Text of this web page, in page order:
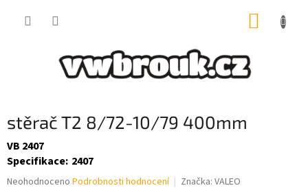
stěrač T2 8/72-10/79 400mm
VB 2407
Specifikace: 2407
Průměrné
Neohodnoceno Podrobnosti hodnocení Značka: VALEO